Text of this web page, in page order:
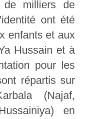
de milliers de
ont été
enfants et aux
Hussain et à
pour les
répartis sur
(Najaf,
en